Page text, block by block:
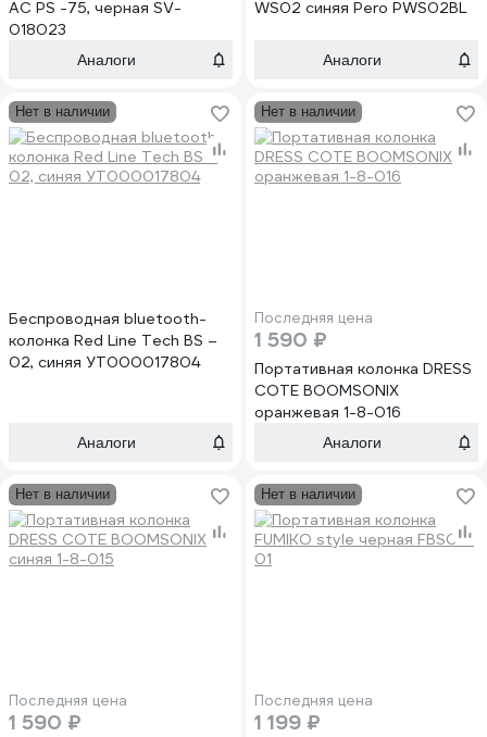
АС PS -75, черная SV-
018023
Аналоги
WS02 синяя Pero PWS02BL
Аналоги
Нет в наличии
Беспроводная bluetooth-
колонка Red Line Tech BS –
02, синяя УТ000017804
Аналоги
Нет в наличии
Последняя цена
1 590 ₽
Портативная колонка DRESS
COTE BOOMSONIX
оранжевая 1-8-016
Аналоги
Нет в наличии
Последняя цена
1 590 ₽
Нет в наличии
Последняя цена
1 199 ₽